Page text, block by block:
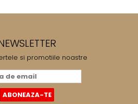
si promotiile noastre